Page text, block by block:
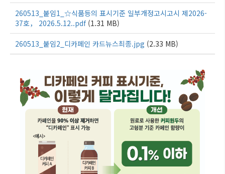
260513_붙임1_☆식품등의 표시기준 일부개정고시고시 제2026-
37호， 2026.5.12..pdf(1.31 MB)
260513_붙임2_디카페인 카드뉴스최종.jpg (2.33 MB)